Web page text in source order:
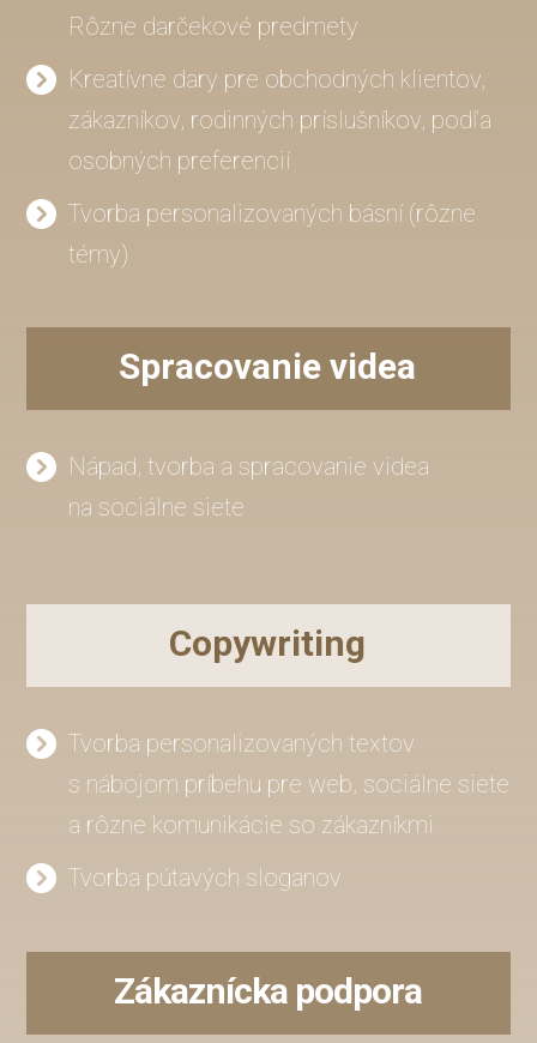
Rôzne darčekové predmety
Kreatívne dary pre obchodných klientov,
zákazníkov, rodinných príslušníkov, podľa
osobných preferencií
Tvorba personalizovaných básní (rôzne
témy)
Spracovanie videa
Nápad, tvorba a spracovanie videa
na sociálne siete
Copywriting
Tvorba personalizovaných textov
s nábojom príbehu pre web, sociálne siete
a rôzne komunikácie so zákazníkmi
Tvorba pútavých sloganov
Zákaznícka podpora